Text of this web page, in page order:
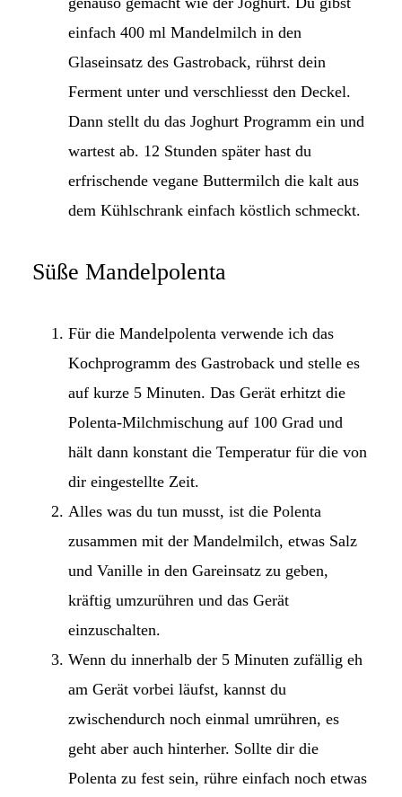
einfach 400 ml Mandelmilch in den
Glaseinsatz des Gastroback, rührst dein
Ferment unter und verschliesst den Deckel.
Dann stellt du das Joghurt Programm ein und
wartest ab. 12 Stunden später hast du
erfrischende vegane Buttermilch die kalt aus
dem Kühlschrank einfach köstlich schmeckt.
Süße Mandelpolenta
Für die Mandelpolenta verwende ich das
Kochprogramm des Gastroback und stelle es
auf kurze 5 Minuten. Das Gerät erhitzt die
Polenta-Milchmischung auf 100 Grad und
hält dann konstant die Temperatur für die von
dir eingestellte Zeit.
Alles was du tun musst, ist die Polenta
zusammen mit der Mandelmilch, etwas Salz
und Vanille in den Gareinsatz zu geben,
kräftig umzurühren und das Gerät
einzuschalten.
Wenn du innerhalb der 5 Minuten zufällig eh
am Gerät vorbei läufst, kannst du
zwischendurch noch einmal umrühren, es
geht aber auch hinterher. Sollte dir die
Polenta zu fest sein, rühre einfach noch etwas